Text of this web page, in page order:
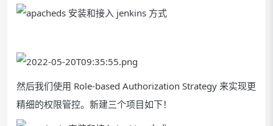
然后我们使用 Role-based Authorization Strategy 来实现更
精细的权限管控。新建三个项目如下！